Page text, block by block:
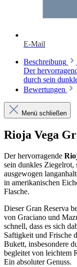
E-Mail
Beschreibung
Der
durch sein
Bewertungen
Menü schließen
Rioja Vega
Der hervorragende
sein dunkles Ziegelrot,
ausgewogen
in amerikanischen
Flasche.
Dieser Gran Reserva
von Graciano und
schnell, dass es sich
Saftigkeit und Frische
Bukett, insbesondere
begleitet von leichtem
Ein absoluter Genuss.